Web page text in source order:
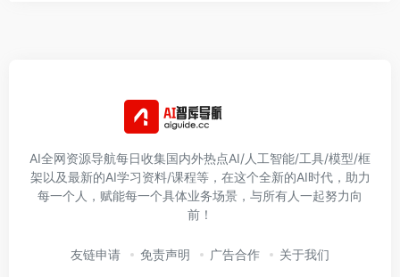
AI全网资源导航每日收集国内外热点AI/人工智能/工具/模型/框
架以及最新的AI学习资料/课程等，在这个全新的AI时代，助力
每一个人，赋能每一个具体业务场景，与所有人一起努力向
前！
友链申请 免责声明 广告合作 关于我们